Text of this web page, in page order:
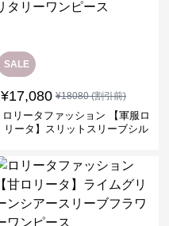
SALE
¥17,080 ¥18080(割引前)
ロリータファッション 【軍服ロ
リータ】スリットスリーブシル